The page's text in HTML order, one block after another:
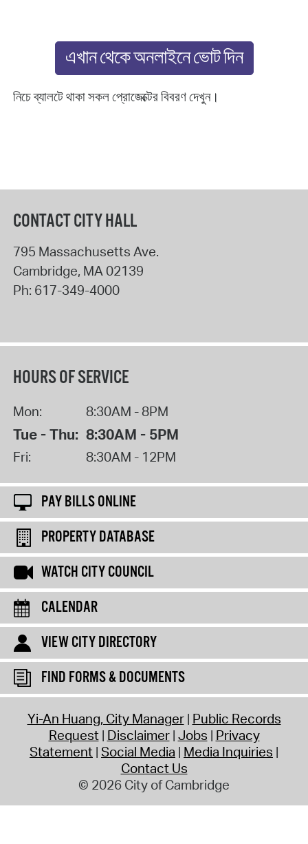
এখান থেকে অনলাইনে ভোট দিন
নিচে ব্যালটে থাকা সকল প্রোজেক্টের বিবরণ দেখুন।
CONTACT CITY HALL
795 Massachusetts Ave.
Cambridge, MA02139
Ph: 617-349-4000
HOURS OF SERVICE
Mon: 8:30AM - 8PM
Tue - Thu: 8:30AM - 5PM
Fri: 8:30AM - 12PM
PAY BILLS ONLINE
PROPERTY DATABASE
WATCH CITY COUNCIL
CALENDAR
VIEW CITY DIRECTORY
FIND FORMS & DOCUMENTS
Yi-An Huang, City Manager Public Records
Request Disclaimer Jobs Privacy
Statement Social Media Media Inquiries
Contact Us
© 2026 City of Cambridge